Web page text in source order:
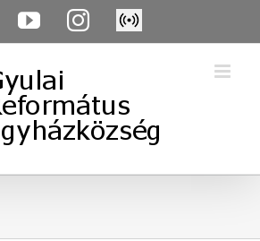
FacebookYouTubeInstagram
Élő
közvetítés